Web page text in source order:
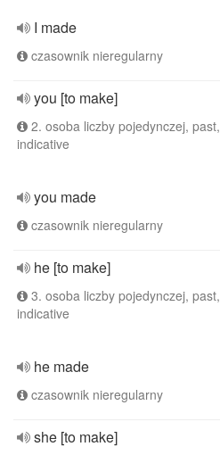
I made
czasownik nieregularny
you [to make]
2. osoba liczby pojedynczej, past,
indicative
you made
czasownik nieregularny
he [to make]
3. osoba liczby pojedynczej, past,
indicative
he made
czasownik nieregularny
she [to make]